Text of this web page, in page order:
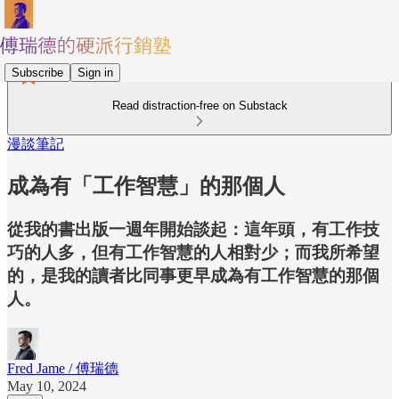
Subscribe Sign in
Read distraction-free on Substack
漫談筆記
成為有「工作智慧」的那個人
從我的書出版一週年開始談起：這年頭，有工作技
巧的人多，但有工作智慧的人相對少；而我所希望
的，是我的讀者比同事更早成為有工作智慧的那個
人。
Fred Jame / 傅瑞德
May 10, 2024